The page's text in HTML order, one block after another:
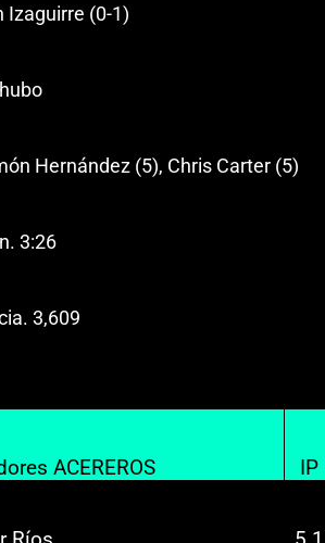
Izaguirre (0-1)
Hernández (5), Chris Carter (5)
3:26
3,609
ACEREROS IP